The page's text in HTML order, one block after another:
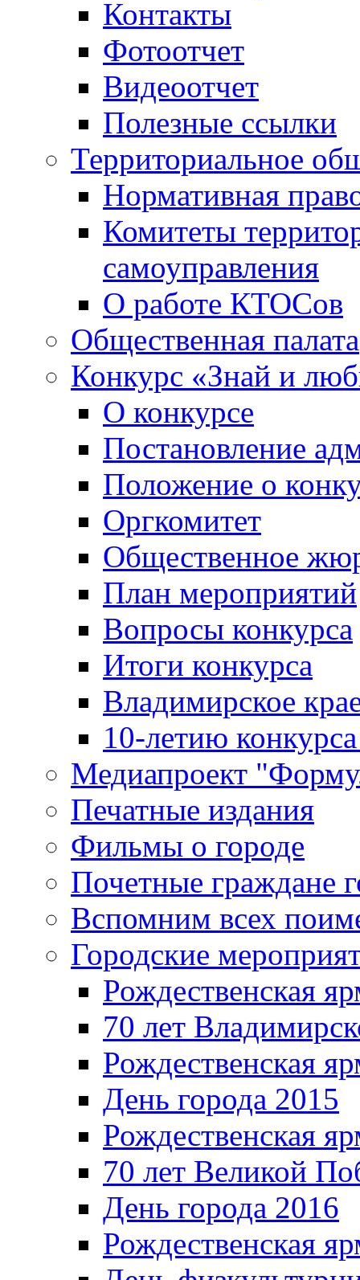
Контакты
Фотоотчет
Видеоотчет
Полезные ссылки
Территориальное
Нормативная
Комитеты
самоуправления
О работе КТОСов
Общественная палата
Конкурс «Знай и
О конкурсе
Постановление
Положение о
Оргкомитет
Общественное
План мероприятий
Вопросы конкурса
Итоги конкурса
Владимирское
10-летию
Медиапроект
Печатные издания
Фильмы о городе
Почетные граждане
Вспомним всех
Городские
Рождественская
70 лет
Рождественская
День города 2015
Рождественская
70 лет Великой
День города 2016
Рождественская